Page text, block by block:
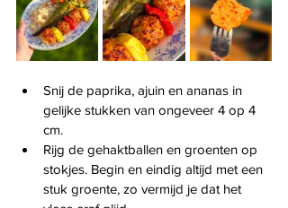
Snij de paprika, ajuin en ananas in
gelijke stukken van ongeveer 4 op 4
cm.
Rijg de gehaktballen en groenten op
stokjes. Begin en eindig altijd met een
stuk groente, zo vermijd je dat het